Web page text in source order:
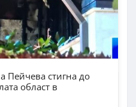
Пейчева стигна до
област в